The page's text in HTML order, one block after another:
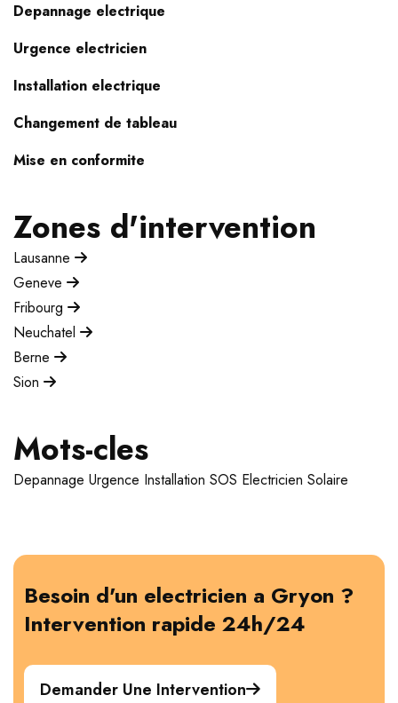
Depannage electrique
Urgence electricien
Installation electrique
Changement de tableau
Mise en conformite
Zones d'intervention
Lausanne
Geneve
Fribourg
Neuchatel
Berne
Sion
Mots-cles
Depannage Urgence Installation SOS Electricien Solaire
Besoin d'un electricien a Gryon ?
Intervention rapide 24h/24
Demander Une Intervention